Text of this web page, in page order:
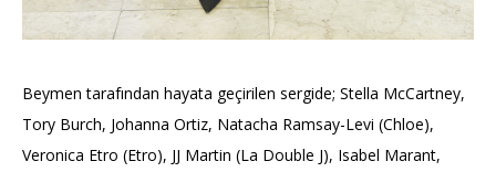
Beymen tarafından hayata geçirilen sergide; Stella McCartney,
Tory Burch, Johanna Ortiz, Natacha Ramsay-Levi (Chloe),
Veronica Etro (Etro), JJ Martin (La Double J), Isabel Marant,